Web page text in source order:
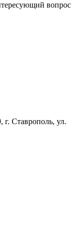
вопрос
Ставрополь, ул.